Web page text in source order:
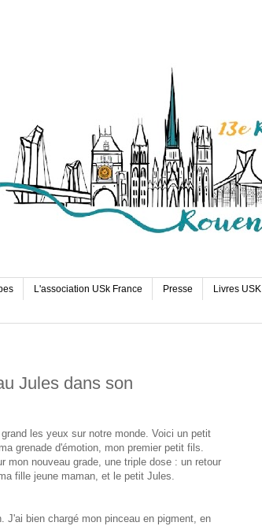
L'association USk France Presse Livres USK
Jules dans son
les yeux sur notre monde. Voici un petit
grenade d'émotion, mon premier petit fils.
mon nouveau grade, une triple dose : un retour
fille jeune maman, et le petit Jules.
J'ai bien chargé mon pinceau en pigment, en